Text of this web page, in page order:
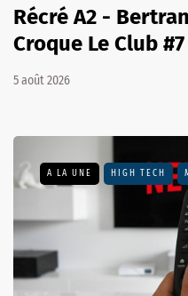
Récré A2 -
Croque Le Club #7
5 août 2026
A LA UNE HIGH TECH